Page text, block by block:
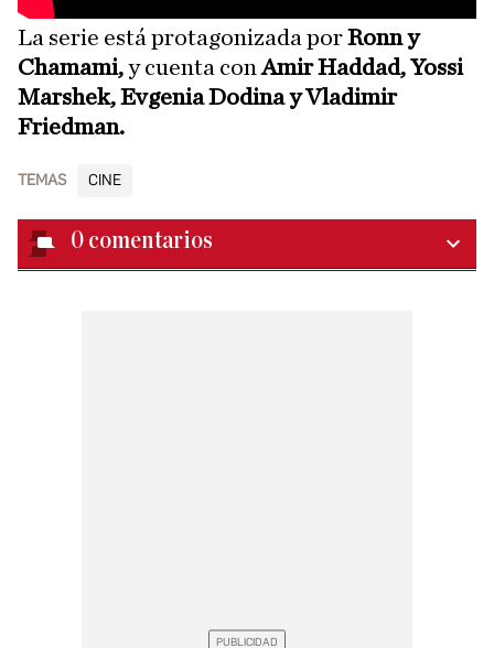
La serie está protagonizada porRonn y
Chamami,y cuenta con Amir Haddad, Yossi
Marshek, Evgenia Dodina y Vladimir
Friedman.
TEMAS CINE
0 comentarios